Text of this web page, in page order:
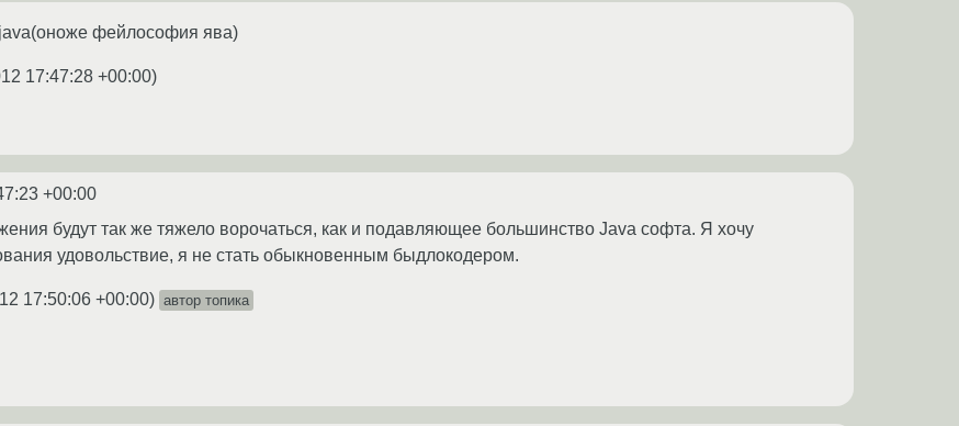
фейлософия ява)
17:47:28 +00:00)
+00:00
будут так же тяжело ворочаться, как и подавляющее большинство Java софта. Я хочу
удовольствие, я не стать обыкновенным быдлокодером.
17:50:06 +00:00) автор топика